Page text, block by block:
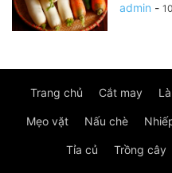
admin -
Trang chủ Cắt may
Mẹo vặt Nấu chè
Tỉa củ Trồng cây